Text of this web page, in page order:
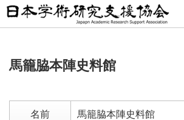
馬籠脇本陣史料館
名前 馬籠脇本陣史料館